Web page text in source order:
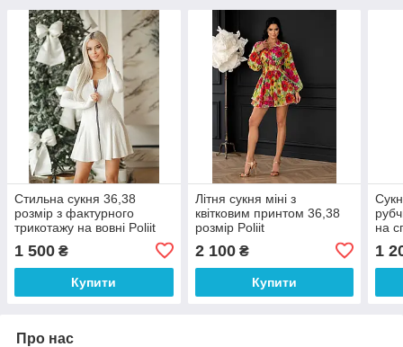
Cтильна сукня 36,38
розмір з фактурного
трикотажу на вовні Poliit
1 500 ₴
Купити
Літня сукня міні з
квітковим принтом 36,38
розмір Poliit
2 100₴
Купити
на
1
Про нас